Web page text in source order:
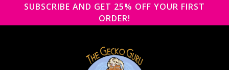
SUBSCRIBE AND GET 25% OFF YOUR FIRST
ORDER!